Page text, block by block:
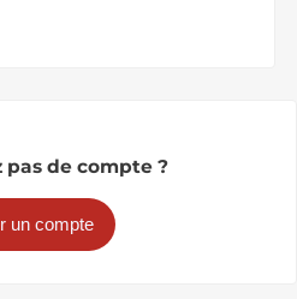
pas de compte ?
un compte